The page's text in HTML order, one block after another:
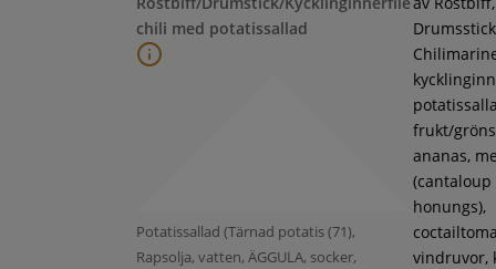
chili med potatissallad
Potatissallad (Tärnad potatis (71),
Rapsolja, vatten, ÄGGULA, socker,
frukt/
ananas,
(cantaloup
honungs),
vindruvor,